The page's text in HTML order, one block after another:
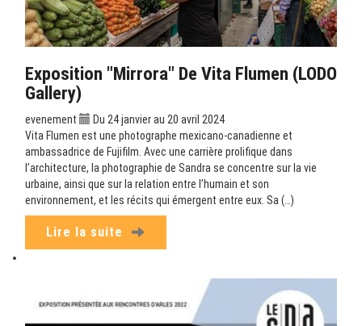
Exposition "Mirrora" De Vita Flumen (LODO
Gallery)
evenement
Du 24 janvier au 20 avril 2024
Vita Flumen est une photographe mexicano-canadienne et
ambassadrice de Fujifilm. Avec une carrière prolifique dans
l’architecture, la photographie de Sandra se concentre sur la vie
urbaine, ainsi que sur la relation entre l’humain et son
environnement, et les récits qui émergent entre eux. Sa (…)
Lire la suite